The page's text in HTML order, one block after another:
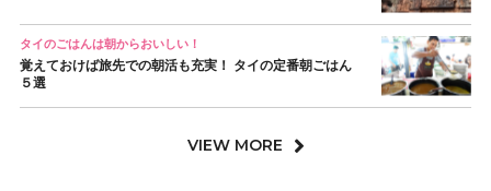
タイのごはんは朝からおいしい！
覚えておけば旅先での朝活も充実！ タイの定番朝ごはん
５選
VIEW MORE